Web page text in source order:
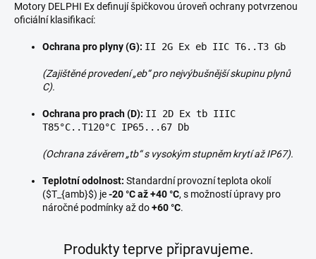
Motory DELPHI Ex definují špičkovou úroveň ochrany potvrzenou
oficiální klasifikací:
Ochrana pro plyny (G): II 2G Ex eb IIC T6..T3 Gb
(Zajištěné provedení „eb“ pro nejvýbušnější skupinu plynů
C).
Ochrana pro prach (D): II 2D Ex tb IIIC
T85°C..T120°C IP65...67 Db
(Ochrana závěrem „tb“ s vysokým stupněm krytí až IP67).
Teplotní odolnost: Standardní provozní teplota okolí
($T_{amb}$) je-20 °C až +40 °C, s možností úpravy pro
náročné podmínky až do+60 °C.
Produkty teprve připravujeme.